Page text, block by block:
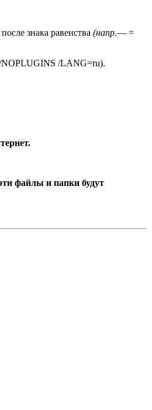
знака равенства (напр.— =
/LANG=ru).
файлы и папки будут